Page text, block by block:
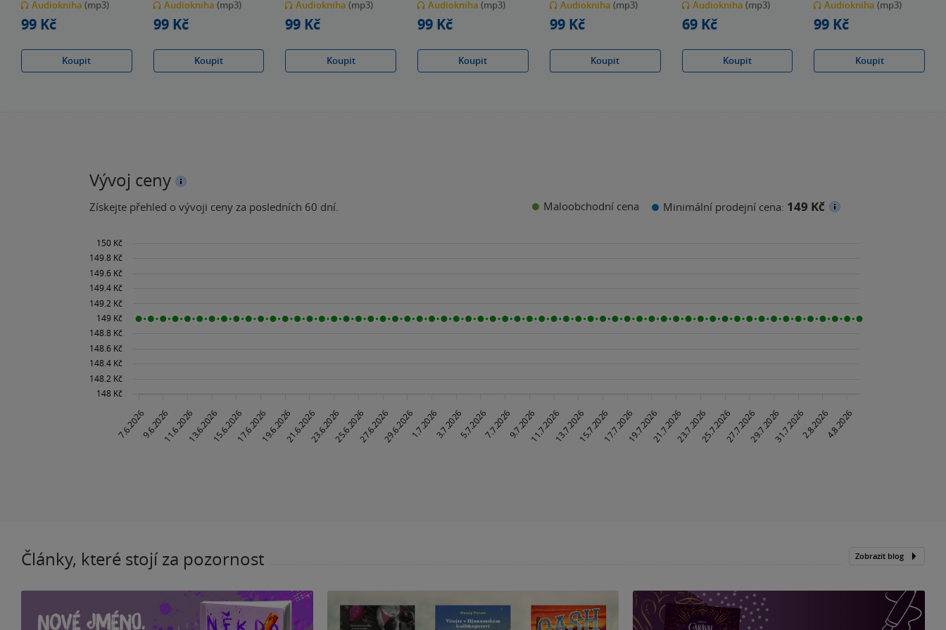
5
hvězdiček
Audiokniha (mp3)
99 Kč
Koupit
5
hvězdiček
Audiokniha (mp3)
99 Kč
Koupit
5
hvězdiček
Audiokniha(mp3)
99 Kč
Koupit
5
hvězdiček
Audiokniha(mp3)
99 Kč
Koupit
5
hvězdiček
Audiokniha (mp3)
99 Kč
Koupit
5
hvězdiček
Audiokniha (mp3)
69 Kč
Koupit
5
hvězdiček
Audiokniha(mp3)
99 Kč
Koupit
Vývoj ceny
Získejte přehled o vývoji ceny za posledních 60 dní. Maloobchodní cena Minimální prodejní cena: 149 Kč
Články, které stojí za pozornost Zobrazit blog